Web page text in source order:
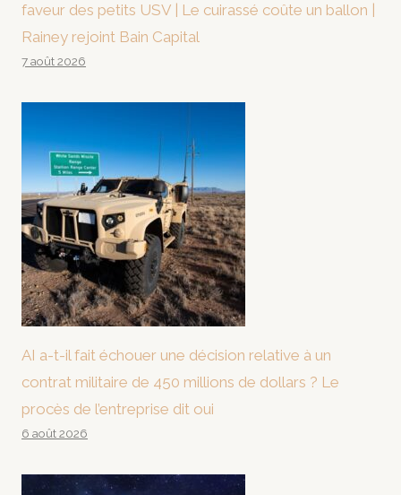
faveur des petits USV | Le cuirassé coûte un ballon |
Rainey rejoint Bain Capital
7 août 2026
AI a-t-il fait échouer une décision relative à un
contrat militaire de 450 millions de dollars ? Le
procès de l’entreprise dit oui
6 août 2026